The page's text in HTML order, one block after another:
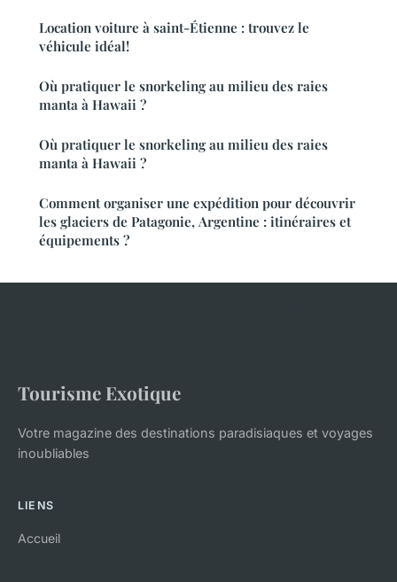
Location voiture à saint-Étienne : trouvez le
véhicule idéal!
Où pratiquer le snorkeling au milieu des raies
manta à Hawaii ?
Où pratiquer le snorkeling au milieu des raies
manta à Hawaii ?
Comment organiser une expédition pour découvrir
les glaciers de Patagonie, Argentine : itinéraires et
équipements ?
Tourisme Exotique
Votre magazine des destinations paradisiaques et voyages
inoubliables
LIENS
Accueil